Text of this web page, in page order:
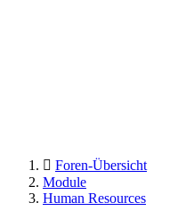
Foren-Übersicht
Module
Human Resources